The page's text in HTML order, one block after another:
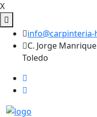
X
C. Jorge
Toledo